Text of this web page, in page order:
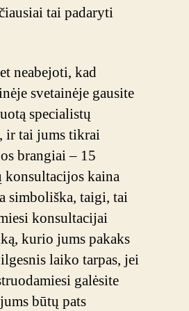
tai padaryti
neabejoti, kad
svetainėje gausite
specialistų
ir tai jums tikrai
brangiai – 15
konsultacijos kaina
simboliška, taigi, tai
konsultacijai
kurio jums pakaks
laiko tarpas, jei
galėsite
būtų pats